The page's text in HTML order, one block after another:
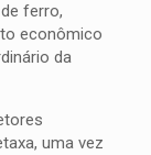
ferro,
econômico
da
uma vez